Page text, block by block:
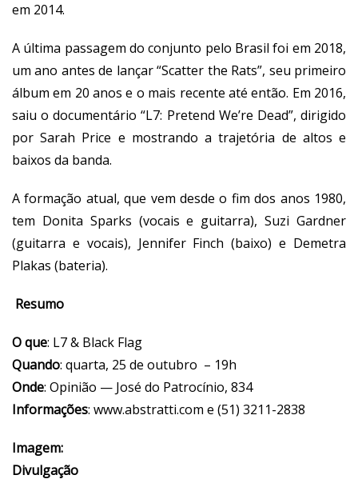
em 2014.
A última passagem do conjunto pelo Brasil foi em 2018,
um ano antes de lançar “Scatter the Rats”, seu primeiro
álbum em 20 anos e o mais recente até então. Em 2016,
saiu o documentário “L7: Pretend We’re Dead”, dirigido
por Sarah Price e mostrando a trajetória de altos e
baixos da banda.
A formação atual, que vem desde o fim dos anos 1980,
tem Donita Sparks (vocais e guitarra), Suzi Gardner
(guitarra e vocais), Jennifer Finch (baixo) e Demetra
Plakas (bateria).
Resumo
O que: L7 & Black Flag
Quando: quarta, 25 de outubro – 19h
Onde: Opinião — José do Patrocínio, 834
Informações: www.abstratti.com e (51) 3211-2838
Imagem:
Divulgação